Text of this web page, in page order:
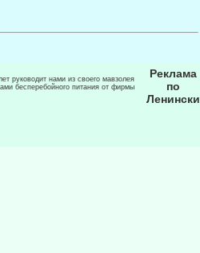
руководит нами из своего мавзолея
бесперебойного питания от фирмы
Реклама
по
Ленински